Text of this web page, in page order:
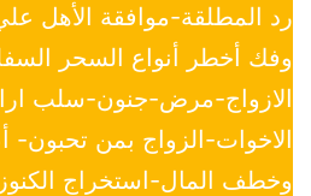
رد المطلقة-موافقة الأهل
وفك أخطر أنواع السحر
الازواج-مرض-جنون-سلب
الاخوات-الزواج بمن تحبون-
وخطف المال-استخراج الكنوز